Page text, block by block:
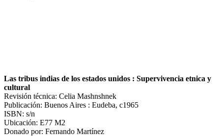
Las tribus indias de los estados unidos : Supervivencia etnica y
cultural
Revisión técnica: Celia Mashnshnek
Publicación: Buenos Aires : Eudeba, c1965
ISBN: s/n
Ubicación: E77 M2
Donado por: Fernando Martínez